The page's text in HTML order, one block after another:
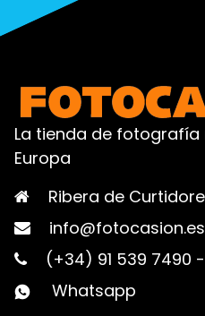
La tienda de
Europa
Ribera de
info@fotocasion.es
(+34) 91 539 7490 -
Whatsapp